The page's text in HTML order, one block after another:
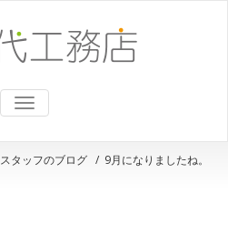
ナ
ビ
シ
スタッフのブログ / 9月になりましたね。